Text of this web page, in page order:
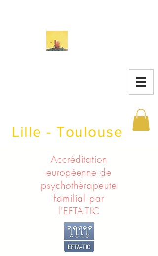
Lille - Toulouse
Accréditation
européenne de
psychothérapeute
familial par
l'EFTA-TIC